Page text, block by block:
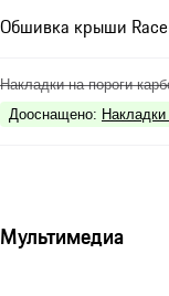
Обшивка крыши
Накладки на пороги
Дооснащено:
Мультимедиа